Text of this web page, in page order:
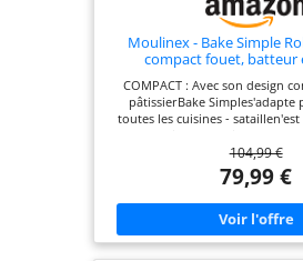
Moulinex - Bake Simple
compact fouet, batteur
COMPACT : Avec son design
pâtissierBake Simples'adapte
toutes les cuisines -
qu'une feuille de papier A4.
seul bouton facile à utiliser pour
fonction pulsepour répondre à
en matière de pâtisserie.
BESOINS EN PÂTISSERIE : 3
fouet pour les œufs, un batteur
et un crochet pétrinpour les
brisées. FACILE À RANGER :
104,99 €
79,99 €